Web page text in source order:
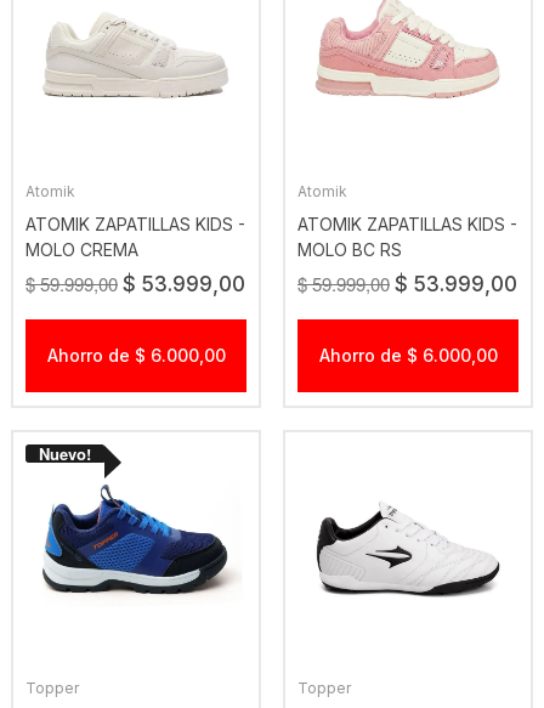
Atomik
ATOMIK ZAPATILLAS KIDS -
MOLO CREMA
$ 59.999,00 $ 53.999,00
Ahorro de $ 6.000,00
Atomik
ATOMIK ZAPATILLAS KIDS -
MOLO BC RS
$ 59.999,00 $ 53.999,00
Ahorro de $ 6.000,00
Topper Topper